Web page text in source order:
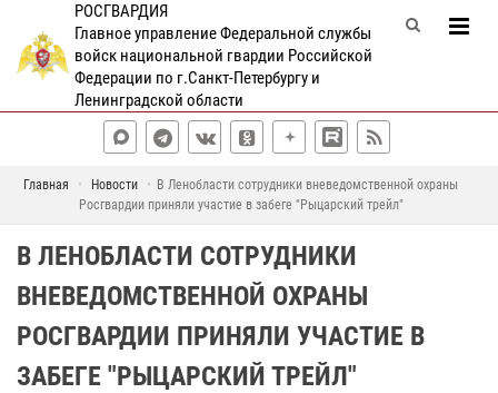
РОСГВАРДИЯ
Главное управление Федеральной службы
войск национальной гвардии Российской
Федерации по г.Санкт-Петербургу и
Ленинградской области
Главная Новости
В Ленобласти сотрудники вневедомственной охраны
Росгвардии приняли участие в забеге "Рыцарский трейл"
В ЛЕНОБЛАСТИ СОТРУДНИКИ
ВНЕВЕДОМСТВЕННОЙ ОХРАНЫ
РОСГВАРДИИ ПРИНЯЛИ УЧАСТИЕ В
ЗАБЕГЕ "РЫЦАРСКИЙ ТРЕЙЛ"